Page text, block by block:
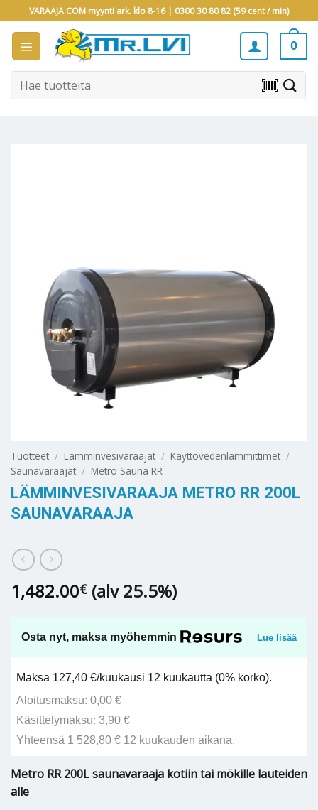
to
content
VARAAJA.COM myynti ark. klo 8-16 | 0300 30 80 82 (59 cent / min)
0
Etsi: barcode_scanner
Tuotteet / Lämminvesivaraajat / Käyttövedenlämmittimet /
Saunavaraajat / Metro Sauna RR
LÄMMINVESIVARAAJA METRO RR 200L
SAUNAVARAAJA
1,482.00€ (alv 25.5%)
Osta nyt, maksa myöhemmin Lue lisää
Maksa 127,40 €/kuukausi 12 kuukautta (0% korko).
Aloitusmaksu: 0,00 €
Käsittelymaksu: 3,90 €
Yhteensä 1 528,80 € 12 kuukauden aikana.
Metro RR 200L saunavaraaja kotiin tai mökille lauteiden
alle